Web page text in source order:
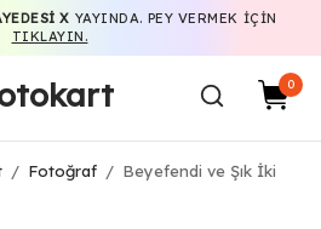
X YAYINDA. PEY VERMEK IÇIN
TIKLAYIN.
0
/ Fotoğraf / Beyefendi ve Şık İki